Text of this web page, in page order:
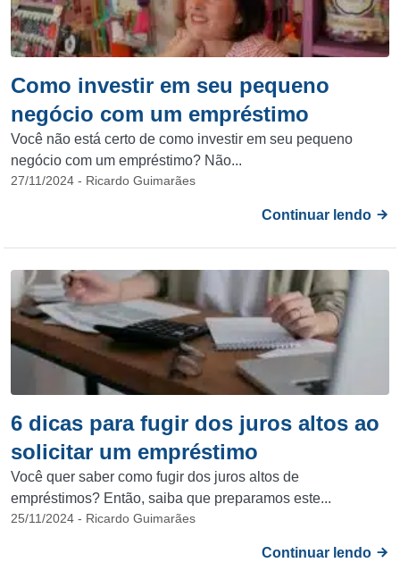
Como investir em seu pequeno
negócio com um empréstimo
Você não está certo de como investir em seu pequeno
negócio com um empréstimo? Não...
27/11/2024 - Ricardo Guimarães
Continuar lendo
6 dicas para fugir dos juros altos ao
solicitar um empréstimo
Você quer saber como fugir dos juros altos de
empréstimos? Então, saiba que preparamos este...
25/11/2024 - Ricardo Guimarães
Continuar lendo